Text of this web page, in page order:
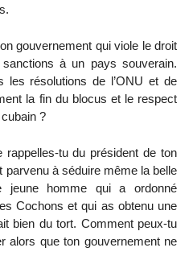
gouvernement qui viole le droit
à un pays souverain.
les résolutions de l’ONU et de
la fin du blocus et le respect
?
rappelles-tu du président de ton
parvenu à séduire même la belle
jeune homme qui a ordonné
Cochons et qui as obtenu une
bien du tort. Comment peux-tu
alors que ton gouvernement ne